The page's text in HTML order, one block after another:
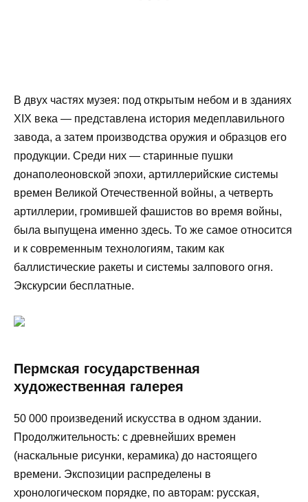
В двух частях музея: под открытым небом и в зданиях
XIX века — представлена история медеплавильного
завода, а затем производства оружия и образцов его
продукции. Среди них — старинные пушки
донаполеоновской эпохи, артиллерийские системы
времен Великой Отечественной войны, а четверть
артиллерии, громившей фашистов во время войны,
была выпущена именно здесь. То же самое относится
и к современным технологиям, таким как
баллистические ракеты и системы залпового огня.
Экскурсии бесплатные.
Пермская государственная
художественная галерея
50 000 произведений искусства в одном здании.
Продолжительность: с древнейших времен
(наскальные рисунки, керамика) до настоящего
времени. Экспозиции распределены в
хронологическом порядке, по авторам: русская,